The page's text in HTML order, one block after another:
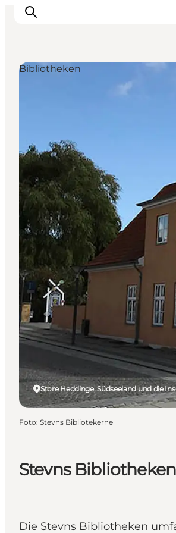
Essen
Unterkunft
Reise planen
Stevns Bibliotheken
Die Stevns Bibliotheken
Store Heddinge, Südseeland und die
Bibliotheken
Foto: Stevns Bibliotekerne